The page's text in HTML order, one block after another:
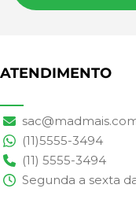
ATENDIMENTO
(11)5555-3494
(11) 5555-3494
Segunda a sexta